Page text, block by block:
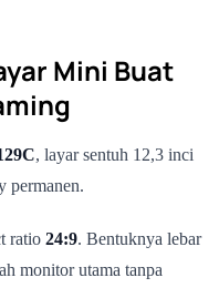
Mini Buat
, layar sentuh 12,3 inci
permanen.
ratio 24:9. Bentuknya lebar
monitor utama tanpa